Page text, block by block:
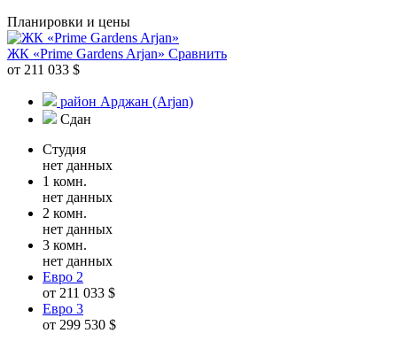
Планировки и цены
ЖК «Prime Gardens Arjan» Сравнить
от 211 033 $
район Арджан (Arjan)
Сдан
Студия
нет данных
1 комн.
нет данных
2 комн.
нет данных
3 комн.
нет данных
Евро 2
от 211 033 $
Евро 3
от 299 530 $